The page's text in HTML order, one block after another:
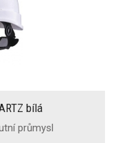
bílá
průmysl